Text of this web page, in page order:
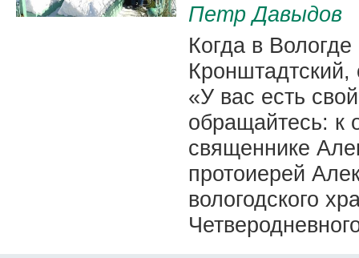
Петр Давыдов
Когда в
«У вас есть
обращайтесь: к
священнике
протоиерей
вологодского